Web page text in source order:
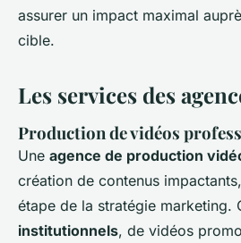
assurer un impact maximal
cible.
Les services des
Production de vidéos
Une agence de production
création de contenus
étape de la stratégie marketing.
institutionnels, de vidéos